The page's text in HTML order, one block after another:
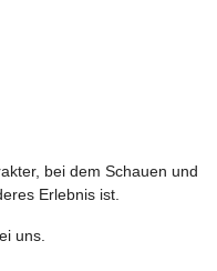
bei dem Schauen und
Erlebnis ist.
uns.